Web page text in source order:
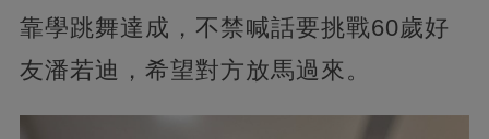
靠學跳舞達成，不禁喊話要挑戰60歲好
友潘若迪，希望對方放馬過來。